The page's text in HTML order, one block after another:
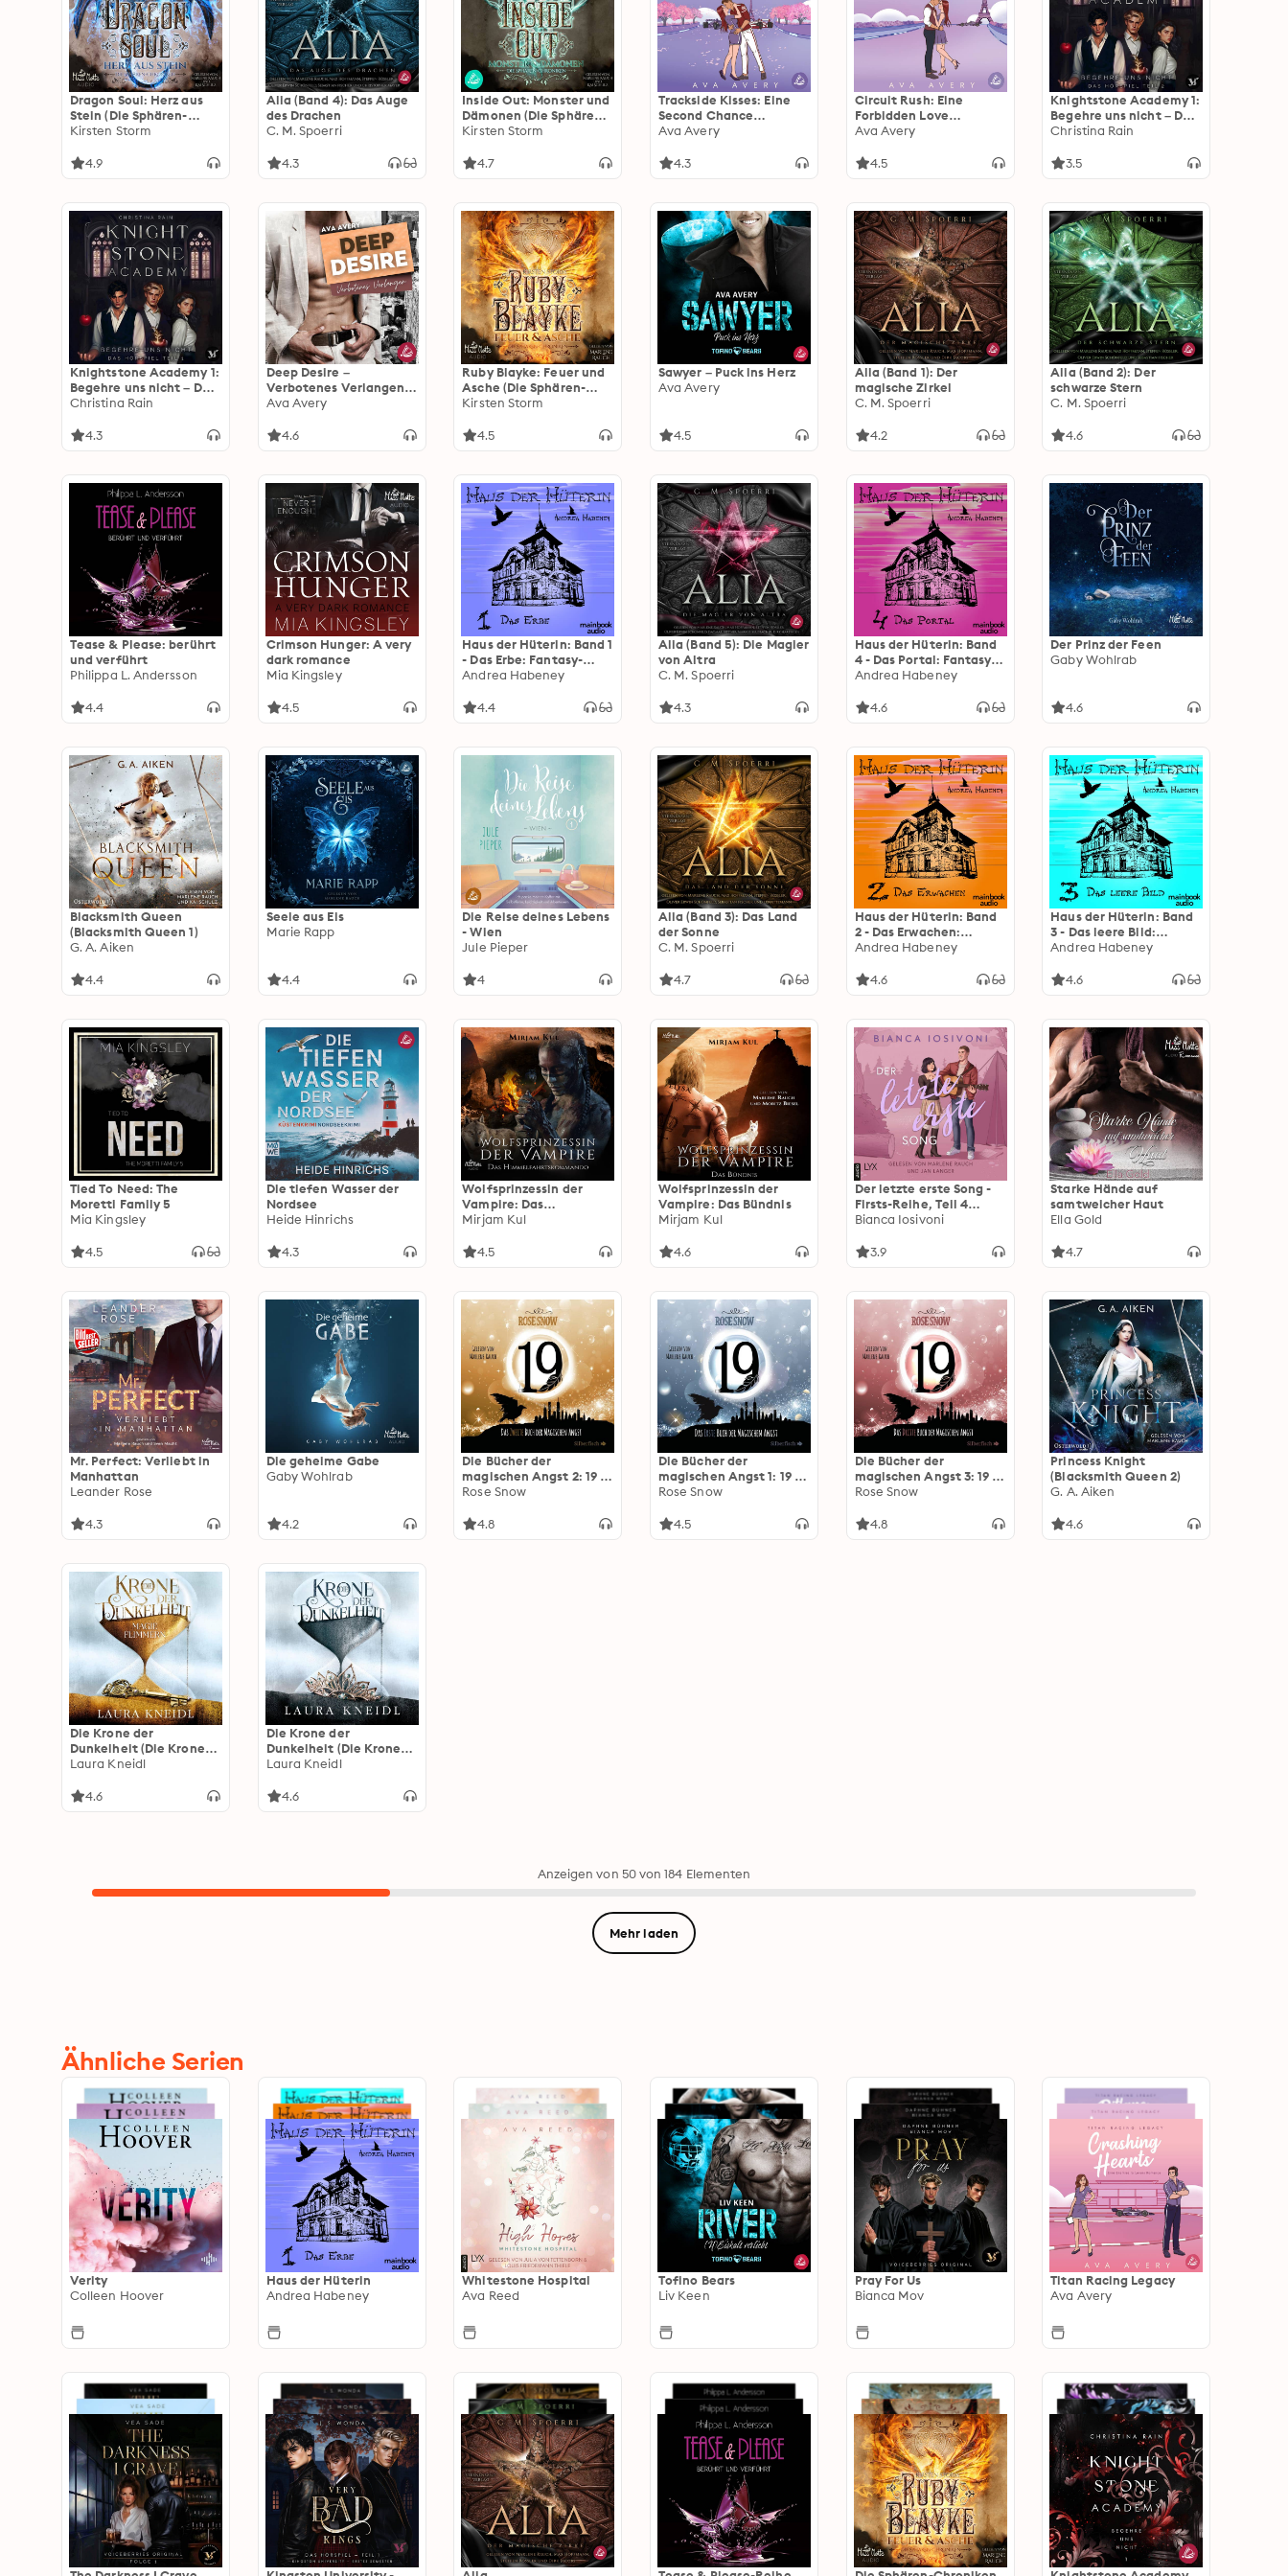
Dragon Soul: Herz aus
Stein (Die Sphären-
Chroniken 4)
Kirsten Storm
4.9
Alia (Band 4): Das Auge
des Drachen
C. M. Spoerri
4.3
Inside Out: Monster und
Dämonen (Die Sphären-
Chroniken 5)
Kirsten Storm
4.7
Trackside Kisses: Eine
Second Chance
Romance
Ava Avery
4.3
Circuit Rush: Eine
Forbidden Love
Romance
Ava Avery
4.5
Knightstone Academy 1:
Begehre uns nicht – Das
Hörspiel Teil 2
Christina Rain
3.5
Knightstone Academy 1:
Begehre uns nicht – Das
Hörspiel Teil 1
Christina Rain
4.3
Deep Desire –
Verbotenes Verlangen:
New York Millionär
Ava Avery
4.6
Ruby Blayke: Feuer und
Asche (Die Sphären-
Chroniken 1)
Kirsten Storm
4.5
Sawyer – Puck ins Herz
Ava Avery
4.5
Alia (Band 1): Der
magische Zirkel
C. M. Spoerri
4.2
Alia (Band 2): Der
schwarze Stern
C. M. Spoerri
4.6
Tease & Please: berührt
und verführt
Philippa L. Andersson
4.4
Crimson Hunger: A very
dark romance
Mia Kingsley
4.5
Haus der Hüterin: Band 1
- Das Erbe: Fantasy-
Serie
Andrea Habeney
4.4
Alia (Band 5): Die Magier
von Altra
C. M. Spoerri
4.3
Haus der Hüterin: Band
4 - Das Portal: Fantasy-
Serie
Andrea Habeney
4.6
Der Prinz der Feen
Gaby Wohlrab
4.6
Blacksmith Queen
(Blacksmith Queen 1)
G. A. Aiken
4.4
Seele aus Eis
Marie Rapp
4.4
Die Reise deines Lebens
- Wien
Jule Pieper
4
Alia (Band 3): Das Land
der Sonne
C. M. Spoerri
4.7
Haus der Hüterin: Band
2 - Das Erwachen:
Fantasy-Serie
Andrea Habeney
4.6
Haus der Hüterin: Band
3 - Das leere Bild:
Fantasy-Serie
Andrea Habeney
4.6
Tied To Need: The
Moretti Family 5
Mia Kingsley
4.5
Die tiefen Wasser der
Nordsee
Heide Hinrichs
4.3
Wolfsprinzessin der
Vampire: Das
Himmelfahrtskommand
Mirjam Kul
4.5
Wolfsprinzessin der
Vampire: Das Bündnis
Mirjam Kul
4.6
Der letzte erste Song -
Firsts-Reihe, Teil 4
(Ungekürzt)
Bianca Iosivoni
3.9
Starke Hände auf
samtweicher Haut
Ella Gold
4.7
Mr. Perfect: Verliebt in
Manhattan
Leander Rose
4.3
Die geheime Gabe
Gaby Wohlrab
4.2
Die Bücher der
magischen Angst 2: 19 -
Das zweite Buch der
Rose Snow
4.8
Die Bücher der
magischen Angst 1: 19 -
Das erste Buch der
Rose Snow
4.5
Die Bücher der
magischen Angst 3: 19 -
Das dritte Buch der
Rose Snow
4.8
Princess Knight
(Blacksmith Queen 2)
G. A. Aiken
4.6
Die Krone der
Dunkelheit (Die Krone
der Dunkelheit 2):
Laura Kneidl
4.6
Die Krone der
Dunkelheit (Die Krone
der Dunkelheit 1)
Laura Kneidl
4.6
Anzeigen von 50 von 184 Elementen
Mehr laden
Ähnliche Serien
Verity
Colleen Hoover
Haus der Hüterin
Andrea Habeney
Whitestone Hospital
Ava Reed
Tofino Bears
Liv Keen
Pray For Us
Bianca Mov
Titan Racing Legacy
Ava Avery